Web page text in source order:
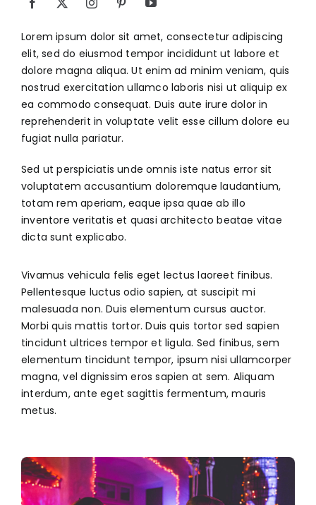
Lorem ipsum dolor sit amet, consectetur adipiscing
elit, sed do eiusmod tempor incididunt ut labore et
dolore magna aliqua. Ut enim ad minim veniam, quis
nostrud exercitation ullamco laboris nisi ut aliquip ex
ea commodo consequat. Duis aute irure dolor in
reprehenderit in voluptate velit esse cillum dolore eu
fugiat nulla pariatur.
Sed ut perspiciatis unde omnis iste natus error sit
voluptatem accusantium doloremque laudantium,
totam rem aperiam, eaque ipsa quae ab illo
inventore veritatis et quasi architecto beatae vitae
dicta sunt explicabo.
Vivamus vehicula felis eget lectus laoreet finibus.
Pellentesque luctus odio sapien, at suscipit mi
malesuada non. Duis elementum cursus auctor.
Morbi quis mattis tortor. Duis quis tortor sed sapien
tincidunt ultrices tempor et ligula. Sed finibus, sem
elementum tincidunt tempor, ipsum nisi ullamcorper
magna, vel dignissim eros sapien at sem. Aliquam
interdum, ante eget sagittis fermentum, mauris
metus.